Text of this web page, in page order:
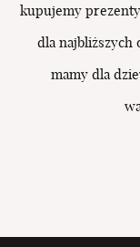
kupujemy
dla najbliższych
mamy dla